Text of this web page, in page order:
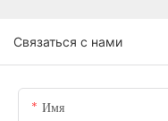
Связаться с нами
Имя